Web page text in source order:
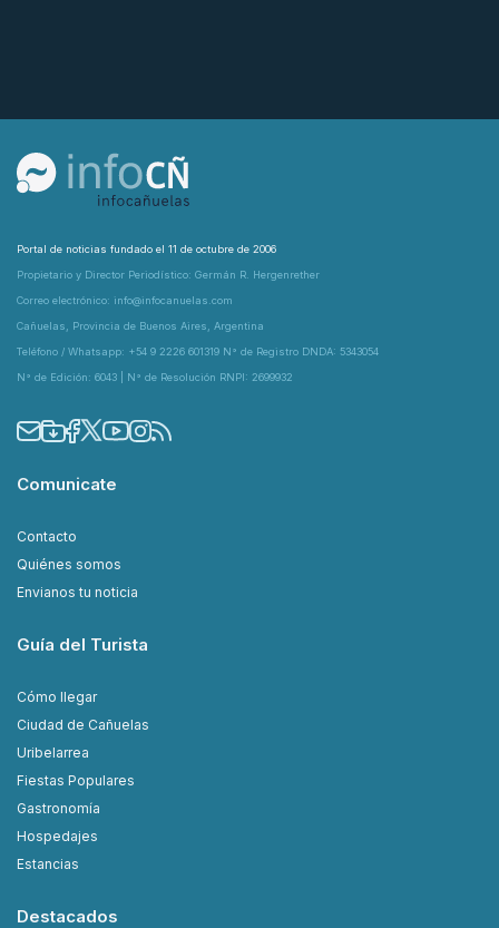
Portal de noticias fundado el 11 de octubre de 2006
Propietario y Director Periodístico: Germán R. Hergenrether
Correo electrónico: info@infocanuelas.com
Cañuelas, Provincia de Buenos Aires, Argentina
Teléfono / Whatsapp: +54 9 2226 601319 N° de Registro DNDA: 5343054
N° de Edición: 6043 | N° de Resolución RNPI: 2699932
Comunicate
Contacto
Quiénes somos
Envianos tu noticia
Guía del Turista
Cómo llegar
Ciudad de Cañuelas
Uribelarrea
Fiestas Populares
Gastronomía
Hospedajes
Estancias
Destacados